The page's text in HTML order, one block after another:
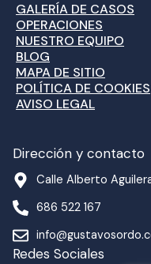
GALERÍA DE CASOS
OPERACIONES
NUESTRO EQUIPO
BLOG
MAPA DE SITIO
POLÍTICA DE COOKIES
AVISO LEGAL
Dirección y contacto
Calle Alberto
686 522 167
Redes Sociales